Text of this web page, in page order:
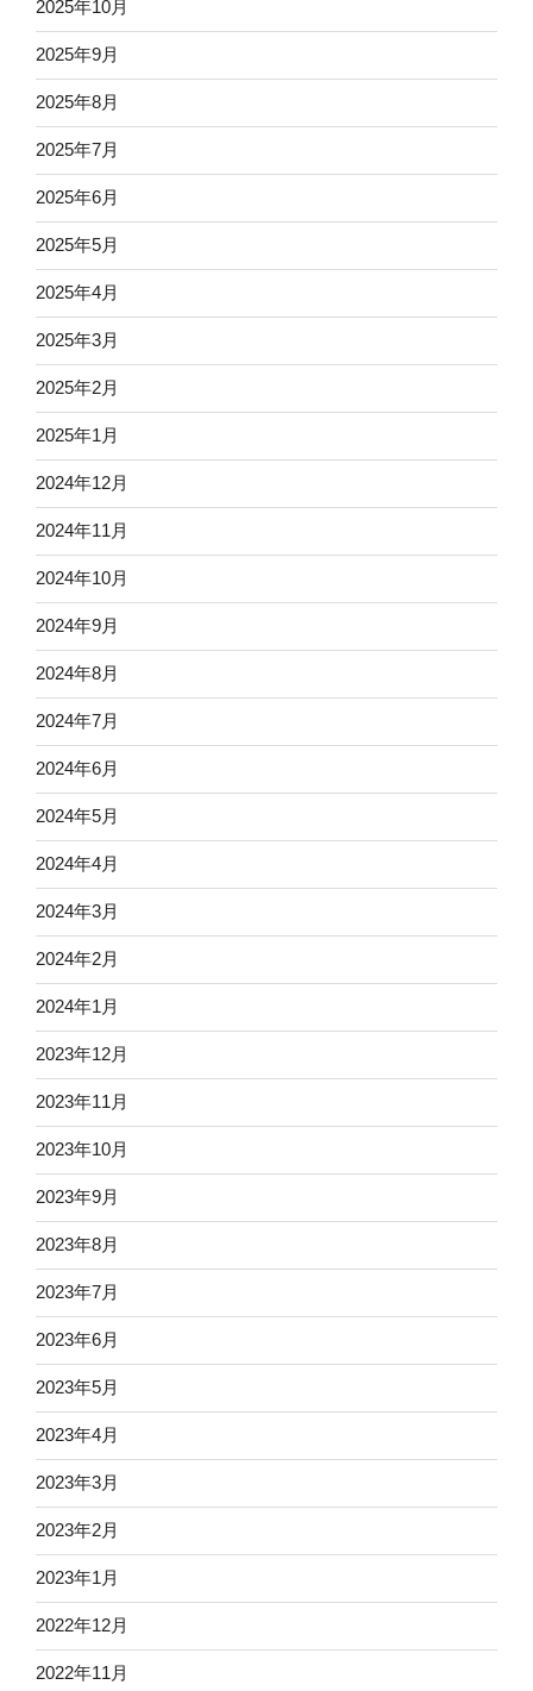
2025年10月
2025年9月
2025年8月
2025年7月
2025年6月
2025年5月
2025年4月
2025年3月
2025年2月
2025年1月
2024年12月
2024年11月
2024年10月
2024年9月
2024年8月
2024年7月
2024年6月
2024年5月
2024年4月
2024年3月
2024年2月
2024年1月
2023年12月
2023年11月
2023年10月
2023年9月
2023年8月
2023年7月
2023年6月
2023年5月
2023年4月
2023年3月
2023年2月
2023年1月
2022年12月
2022年11月